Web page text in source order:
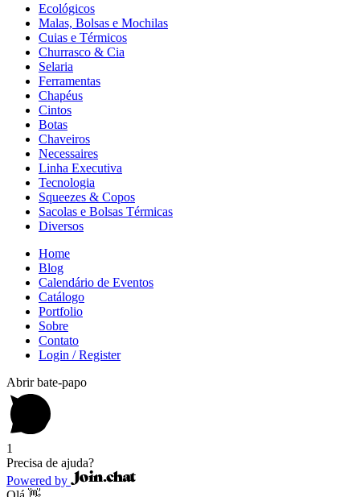
Ecológicos
Malas, Bolsas e Mochilas
Cuias e Térmicos
Churrasco & Cia
Selaria
Ferramentas
Chapéus
Cintos
Botas
Chaveiros
Necessaires
Linha Executiva
Tecnologia
Squeezes & Copos
Sacolas e Bolsas Térmicas
Diversos
Home
Blog
Calendário de Eventos
Catálogo
Portfolio
Sobre
Contato
Login / Register
Abrir bate-papo
1
Precisa de ajuda?
Powered by